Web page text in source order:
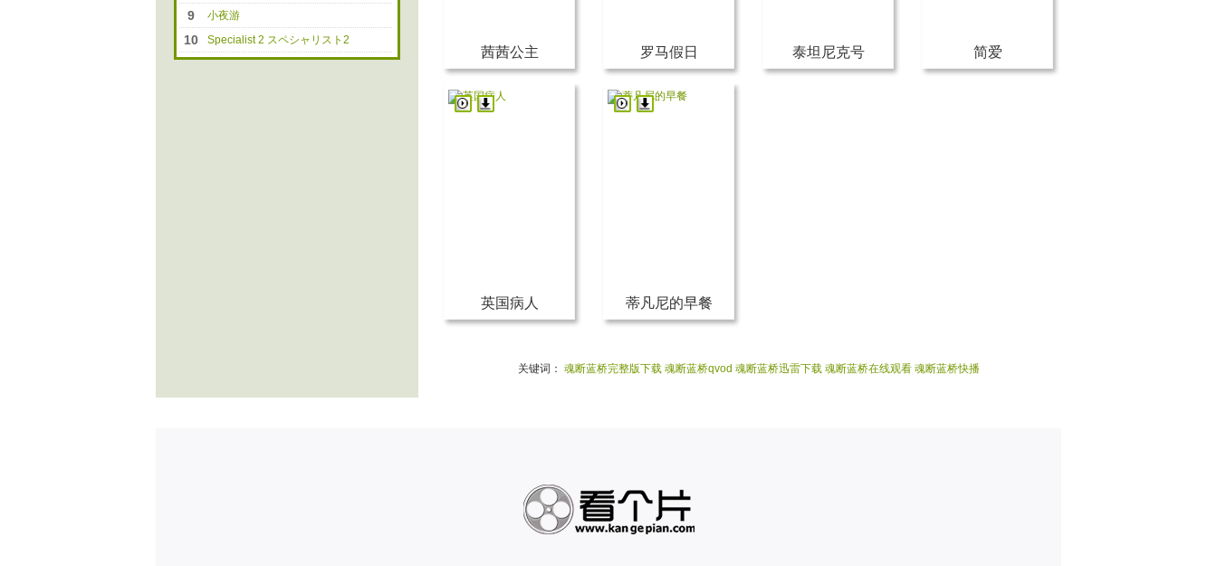
茜茜公主 罗马假日 泰坦尼克号 简爱
英国病人 蒂凡尼的早餐
关键词： 魂断蓝桥完整版下载 魂断蓝桥qvod 魂断蓝桥迅雷下载 魂断蓝桥在线观看 魂断蓝桥快播
9 小夜游
10 Specialist 2 スペシャリスト2